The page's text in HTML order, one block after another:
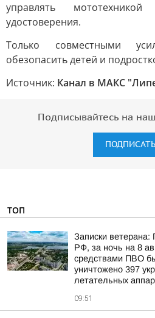
управлять
удостоверения.
Только совместными
обезопасить детей и
Источник: Канал в МАКС
Подписывайтесь на
ТОП
Записки
РФ, за ночь на 8
средствами ПВО
уничтожено 397
летательных
09:51